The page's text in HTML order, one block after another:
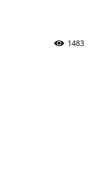
1483